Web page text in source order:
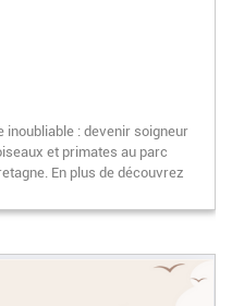
inoubliable : devenir soigneur
et primates au parc
En plus de découvrez